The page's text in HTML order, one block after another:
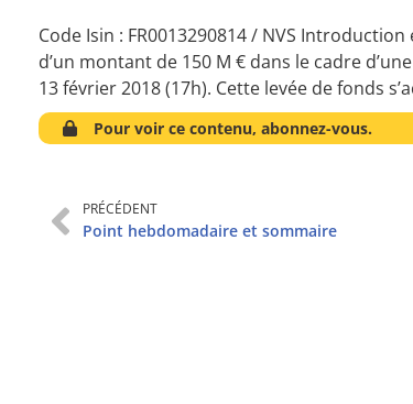
Code Isin : FR0013290814 / NVS
d’un montant de 150 M € dans le cadre
13 février 2018 (17h). Cette levée de fonds
Pour voir ce contenu, abonnez-vous.
PRÉCÉDENT
Point hebdomadaire et sommaire